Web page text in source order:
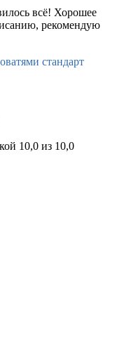
всё! Хорошее
рекомендую
стандарт
10,0 из 10,0